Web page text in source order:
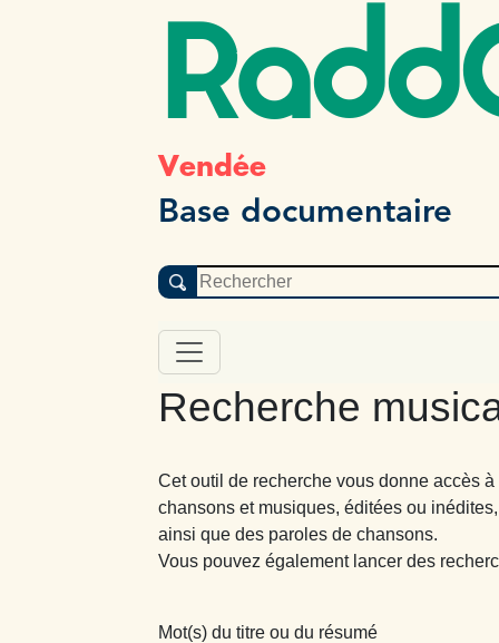
Vendée
Base documentaire
Recherche
Cet outil de recherche vous donne accès
chansons et musiques, éditées ou
ainsi que des paroles de chansons.
Vous pouvez également lancer des
Mot(s) du titre ou du résumé